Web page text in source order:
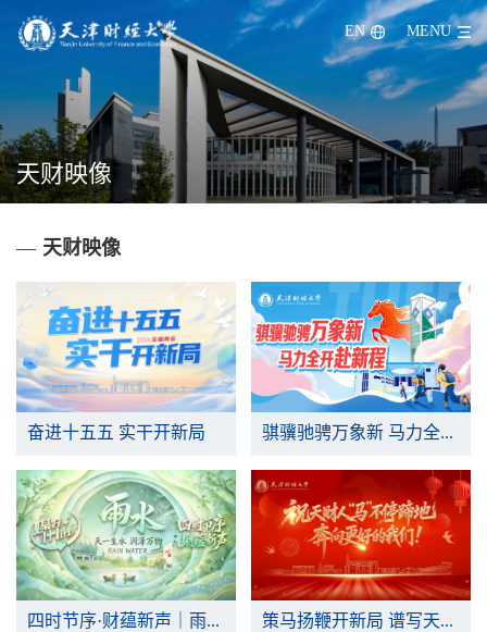
EN MENU
天财映像
— 天财映像
奋进十五五 实干开新局 骐骥驰骋万象新 马力全开赴新程
四时节序·财蕴新声｜雨润天财 滴水思源 策马扬鞭开新局 谱写天财锦绣华章——党委书记、校长新春贺词，祝你元气满满笑闹新春